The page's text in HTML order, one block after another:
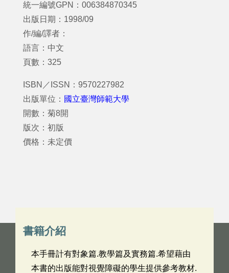
統一編號GPN：006384870345
出版日期：1998/09
作/編/譯者：
語言：中文
頁數：325
ISBN／ISSN：9570227982
出版單位： 國立臺灣師範大學
開數：菊8開
版次：初版
價格：未定價
書籍介紹
本手冊計有對象篇.教學篇及實務篇.希望藉由
本書的出版能對視覺障礙的學生提供參考教材.